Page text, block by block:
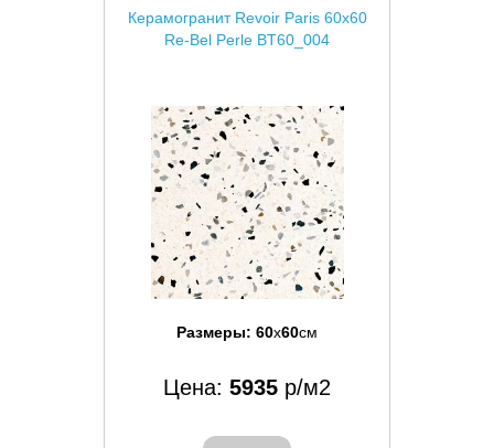
Керамогранит Revoir Paris 60x60
Re-Bel Perle BT60_004
Размеры: 60x60см
Цена: 5935 р/м2